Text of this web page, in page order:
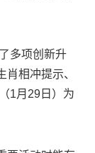
多项创新升
相冲提示、
1月29日）为